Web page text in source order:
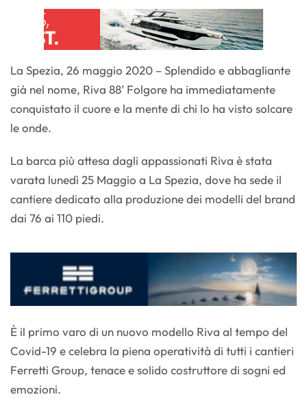
La Spezia, 26 maggio 2020 – Splendido e abbagliante
già nel nome, Riva 88’ Folgore ha immediatamente
conquistato il cuore e la mente di chi lo ha visto solcare
le onde.
La barca più attesa dagli appassionati Riva è stata
varata lunedì 25 Maggio a La Spezia, dove ha sede il
cantiere dedicato alla produzione dei modelli del brand
dai 76 ai 110 piedi.
È il primo varo di un nuovo modello Riva al tempo del
Covid-19 e celebra la piena operatività di tutti i cantieri
Ferretti Group, tenace e solido costruttore di sogni ed
emozioni.